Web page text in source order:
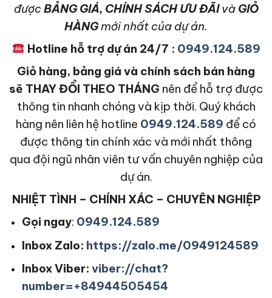
được BẢNG GIÁ, CHÍNH SÁCH ƯU ĐÃIvàGIỎ
HÀNGmới nhất của dự án.
Hotline hỗ trợ dự án 24/7 : 0949.124.589
Giỏ hàng, bảng giá và chính sách bán hàng
sẽ THAY ĐỔI THEO THÁNG nên để hỗ trợ được
thông tin nhanh chóng và kịp thời. Quý khách
hàng nên liên hệ hotline 0949.124.589 để có
được thông tin chính xác và mới nhất thông
qua đội ngũ nhân viên tư vấn chuyên nghiệp của
dự án.
NHIỆT TÌNH – CHÍNH XÁC – CHUYÊN NGHIỆP
Gọi ngay: 0949.124.589
Inbox Zalo: https://zalo.me/0949124589
Inbox Viber: viber://chat?
number=+84944505454